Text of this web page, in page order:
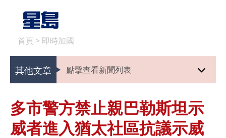
首頁 > 即時加國
其他文章 點擊查看新聞列表
多市警方禁止親巴勒斯坦示
威者進入猶太社區抗議示威